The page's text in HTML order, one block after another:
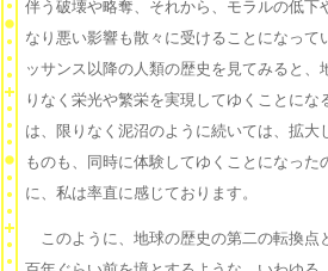
伴う破壊や略奪、それから、モラルの低下
なり悪い影響も散々に受けることになって
ッサンス以降の人類の歴史を見てみると、
りなく栄光や繁栄を実現してゆくことにな
は、限りなく泥沼のように続いては、拡大
ものも、同時に体験してゆくことになった
に、私は率直に感じております。
このように、地球の歴史の第二の転換点